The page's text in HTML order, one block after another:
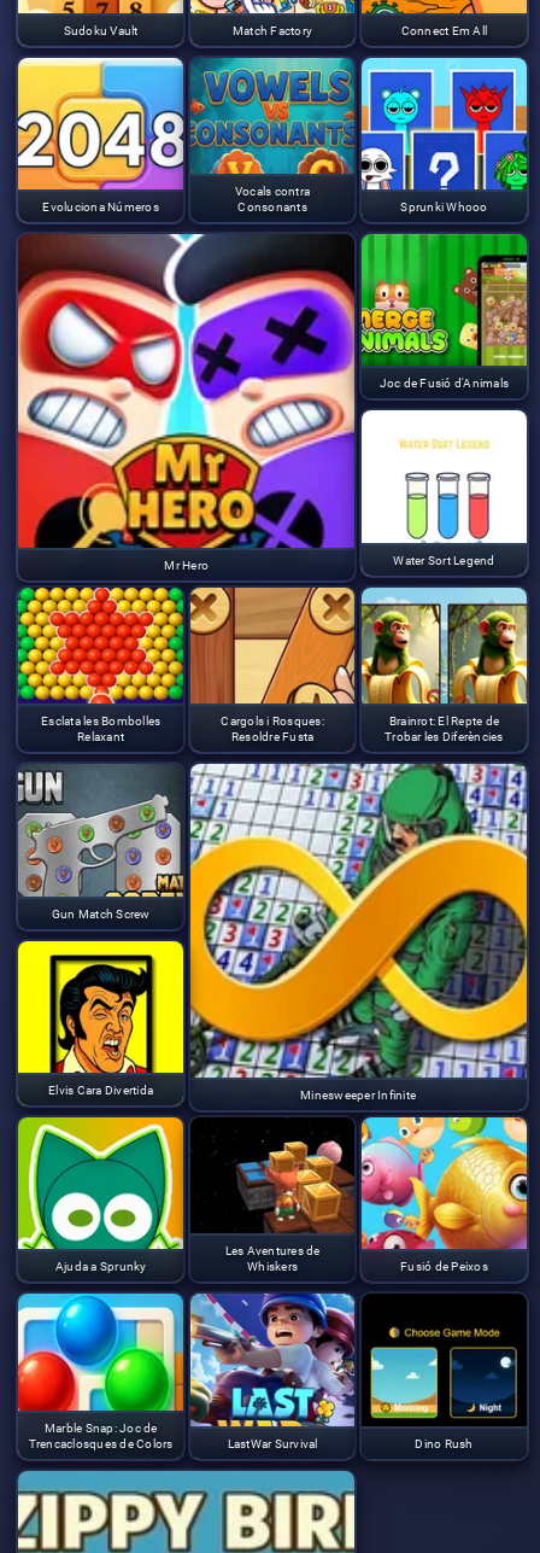
Sudoku Vault Match Factory Connect Em All
Evoluciona Números
Vocals contra
Consonants
Mr Hero
Sprunki Whooo
Joc de Fusió d'Animals
Water Sort Legend
Esclata les Bombolles
Relaxant
Cargols i Rosques:
Resoldre Fusta
Brainrot: El Repte de
Trobar les Diferències
Gun Match Screw
Minesweeper Infinite
Elvis Cara Divertida
Ajuda a Sprunky
Les Aventures de
Whiskers
Fusió de Peixos
Marble Snap: Joc de
Trencaclosques de Colors
LastWar Survival Dino Rush